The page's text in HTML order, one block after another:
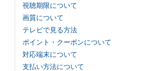
視聴期限について
画質について
テレビで見る方法
ポイント・クーポンについて
対応端末について
支払い方法について